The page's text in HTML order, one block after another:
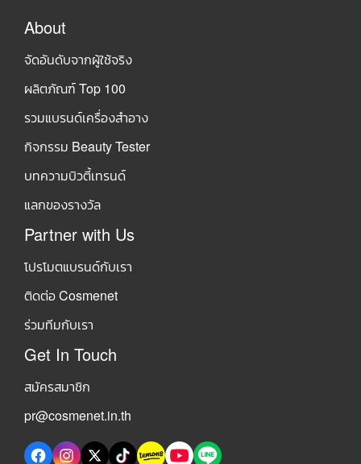
About
จัดอันดับจากผู้ใช้จริง
ผลิตภัณฑ์ Top 100
รวมแบรนด์เครื่องสำอาง
กิจกรรม Beauty Tester
บทความบิวตี้เทรนด์
แลกของรางวัล
Partner with Us
โปรโมตแบรนด์กับเรา
ติดต่อ Cosmenet
ร่วมทีมกับเรา
Get In Touch
สมัครสมาชิก
pr@cosmenet.in.th